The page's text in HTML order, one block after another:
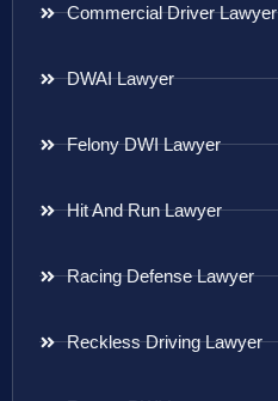
Commercial Driver Lawyer
DWAI Lawyer
Felony DWI Lawyer
Hit And Run Lawyer
Racing Defense Lawyer
Reckless Driving Lawyer